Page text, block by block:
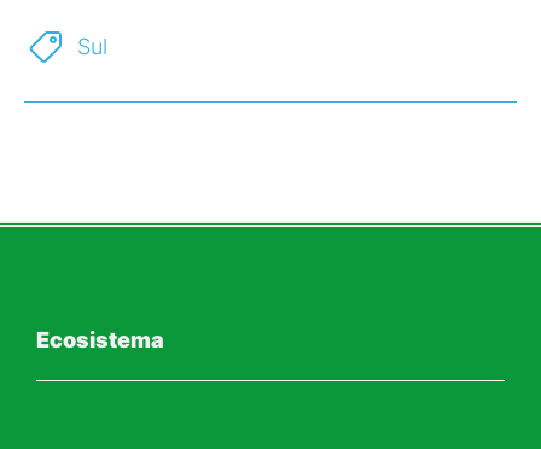
Sul
Ecosistema